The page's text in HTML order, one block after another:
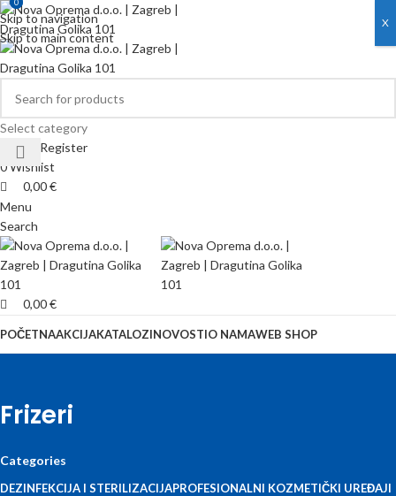
Skip to navigation
Skip to main content
Select category
Login / Register
0 Wishlist
0
0,00€
Menu
Search
0
0,00€
POČETNAAKCIJAKATALOZINOVOSTIO NAMAWEB SHOP
Frizeri
Categories
DEZINFEKCIJA I STERILIZACIJAPROFESIONALNI KOZMETIČKI UREĐAJI
X